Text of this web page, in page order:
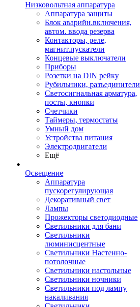
Низковольтная аппаратура
Аппаратура защиты
Блок аварийн.включения,
автом. ввода резерва
Контакторы, реле,
магнит.пускатели
Концевые выключатели
Приборы
Розетки на DIN рейку
Рубильники, разъединители
Светосигнальная арматура,
посты, кнопки
Счетчики
Таймеры, термостаты
Умный дом
Устройства питания
Электродвигатели
Ещё
Освещение
Аппаратура
пускорегулирующая
Декоративный свет
Лампы
Прожекторы светодиодные
Светильники для бани
Светильники
люминисцентные
Светильники Настенно-
потолочные
Светильники настольные
Светильники ночники
Светильники под лампу
накаливания